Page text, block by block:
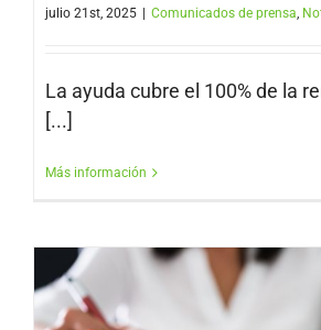
julio 21st, 2025 | Comunicados de prensa
La ayuda cubre el 100% de la
[...]
Más información